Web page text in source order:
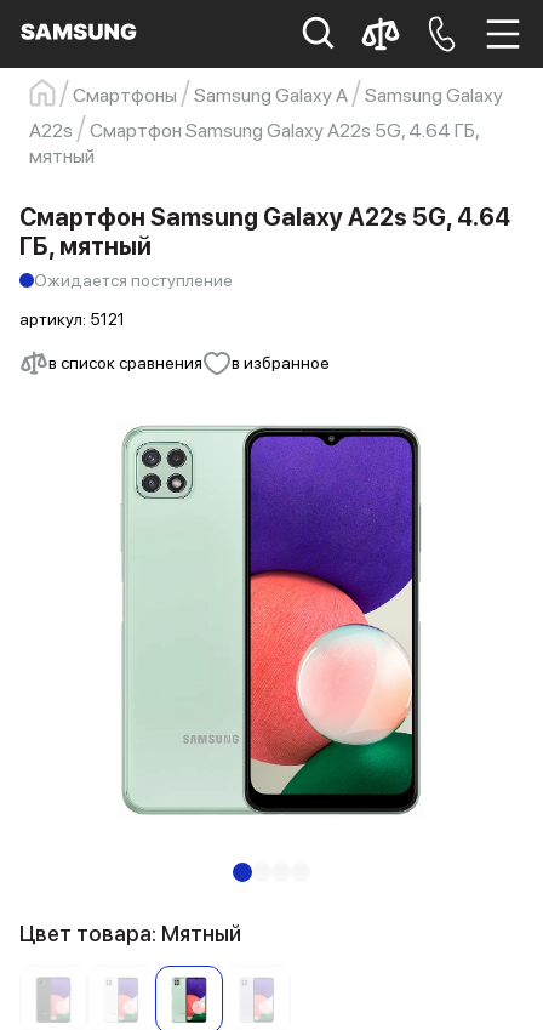
Samsung Смартфон s23
s23 ultra
Galaxy S22
Смартфоны Samsung Galaxy A
Samsung Galaxy
A22s
Смартфон Samsung Galaxy A22s 5G, 4.64 ГБ,
мятный
в список сравнения в избранное
Смартфон Samsung Galaxy A22s 5G, 4.64
ГБ, мятный
Ожидается поступление
артикул: 5121
Цвет товара: Мятный